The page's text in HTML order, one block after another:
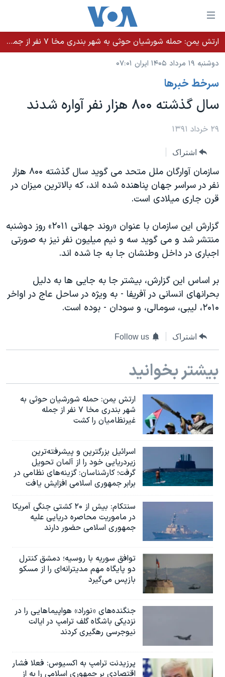
لینکهای
قابل
دسترسی
جهش
محتوای
اصلی
جهش
به
اصلی
جهش
به
جستجو
خانه
نسخه سبک وب‌سایت
موضوع ها
ایران
آمریکا
گزیده‌ها
ویژه برنامه‌ها
فرهنگ و زندگی
حقوق شهروندی
علم و فناوری
اسرائیل در جنگ
آرشیو پخش زنده
برنامه های تلویزیونی
جدول برنامه ها
صفحه‌های ویژه
عملیات خشم حماسی
۲۵۰سالگی آمریکا
مستندها
انتخابات ریاست جمهوری آمریکا ۲۰۲۴
رمز مهسا
ورزش زنان در ایران
مجموعه مستندهای دادخواهی
تریبونال مردمی آبان ۹۸
دادگاه حمید نوری
چهل سال گروگان‌گیری
قانون شفافیت دارائی کادر رهبری ایران
اعتراضات مردمی آبان ۹۸
اسرائیل در جنگ
نرگس محمدی برنده جایزه نوبل صلح
همایش محافظه‌کاران آمریکا «سی‌پک»
سفر پرزیدنت ترامپ به چین
پخش رادیویی
یادگیری زبان انگلیسی
دنبال کنید
زبانهای مختلف
ارتش یمن: حمله شورشیان حوثی به شهر بندری مخا ۷ نفر از جمله غیرنظامیان را کشت
دوشنبه ۱۹ مرداد ۱۴۰۵ ایران ۰۷:۰۱
سرخط خبرها
سال گذشته ۸۰۰ هزار نفر آواره شدند
۲۹ خرداد ۱۳۹۱
اشتراک
سازمان آوارگان ملل متحد می گوید سال گذشته ۸۰۰ هزار
نفر در سراسر جهان پناهنده شده اند، که بالاترین میزان در
قرن جاری میلادی است.
گزارش این سازمان با عنوان «روند جهانی ۲۰۱۱» روز دوشنبه
منتشر شد و می گوید سه و نیم میلیون نفر نیز به صورتی
اجباری در داخل وطنشان جا به جا شده اند.
بر اساس این گزارش، بیشتر جا به جایی ها به دلیل
بحرانهای انسانی در آفریفا - به ویژه در ساحل عاج در اواخر
۲۰۱۰، لیبی، سومالی، و سودان - بوده است.
اشتراک Follow us
بیشتر بخوانید
ارتش یمن: حمله شورشیان حوثی به
شهر بندری مخا ۷ نفر از جمله
غیرنظامیان را کشت
اسرائيل بزرگترین و پیشرفته‌ترین
زیردریایی خود را از آلمان تحویل
گرفت؛ کارشناسان: گزینه‌های نظامی در
برابر جمهوری اسلامی افزایش یافت
سنتکام: بیش از ۲۰ کشتی جنگی آمریکا
در ماموریت محاصره دریایی علیه
جمهوری اسلامی حضور دارند
توافق سوریه با روسیه؛ دمشق کنترل
دو پایگاه مهم مدیترانه‌ای را از مسکو
بازپس می‌گیرد
جنگنده‌های «نوراد» هواپیماهایی را در
نزدیکی باشگاه گلف ترامپ در ایالت
نیوجرسی رهگیری کردند
پرزیدنت ترامپ به اکسیوس: فعلا فشار
اقتصادی بر جمهوری اسلامی را به از